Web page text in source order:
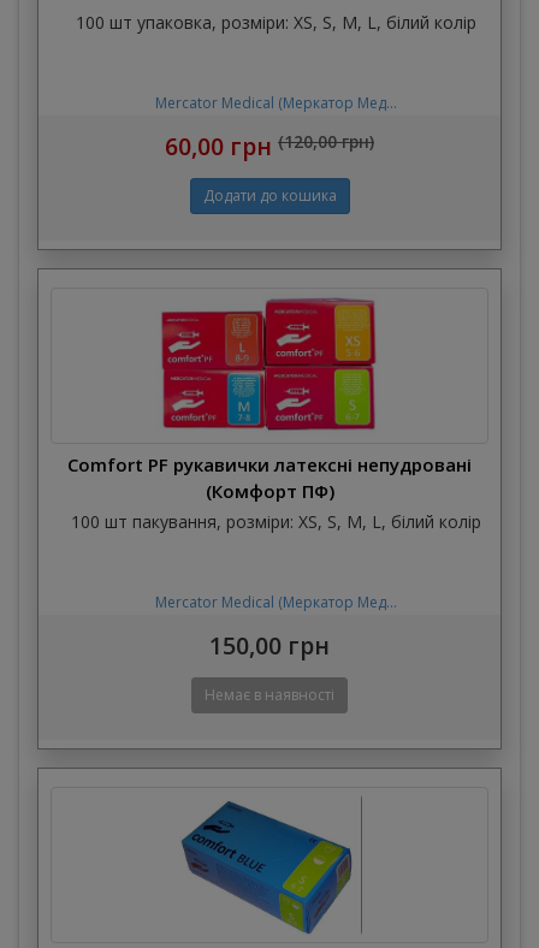
100 шт упаковка, розміри: XS, S, M, L, білий колір
Mercator Medical (Меркатор Мед...
60,00 грн (120,00 грн)
Comfort PF рукавички латексні непудровані
(Комфорт ПФ)
100 шт пакування, розміри: XS, S, M, L, білий колір
Mercator Medical (Меркатор Мед...
150,00 грн